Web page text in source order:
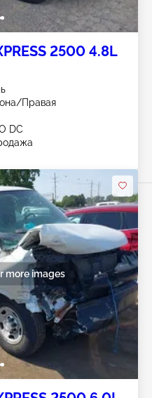
2500 4.8L
Правая
DC
more images